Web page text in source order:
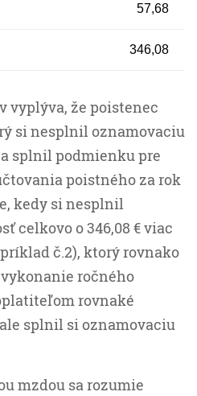
57,68
346,08
vyplýva, že poistenec
si nesplnil oznamovaciu
splnil podmienku pre
poistného za rok
kedy si nesplnil
celkovo o 346,08 € viac
č.2), ktorý rovnako
ročného
rovnaké
splnil si oznamovaciu
mzdou sa rozumie